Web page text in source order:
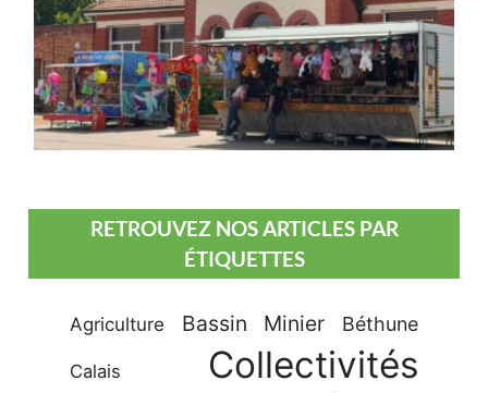
RETROUVEZ NOS ARTICLES PAR
ÉTIQUETTES
Agriculture Bassin Minier Béthune
Calais Collectivités